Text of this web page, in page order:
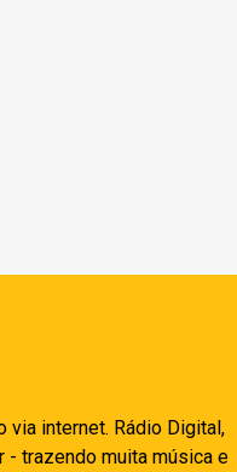
via internet. Rádio Digital,
- trazendo muita música e